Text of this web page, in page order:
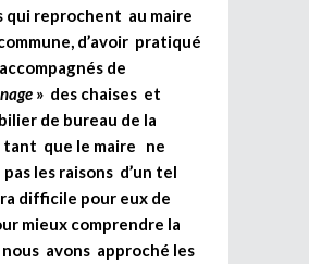
qui reprochent au maire
d’avoir pratiqué
de
» des chaises et
de bureau de la
tant que le maire ne
les raisons d’un tel
difficile pour eux de
mieux comprendre la
avons approché les